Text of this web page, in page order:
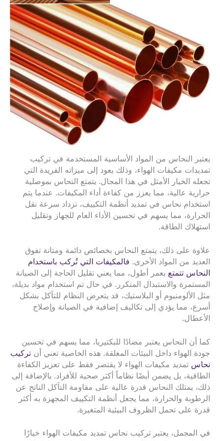
يعتبر النحاس من المواد الأساسية المستخدمة في تركيب
تمديدات مكيفات الهواء، وذلك يعود إلى ميزاته الفريدة التي
تجعله الخيار الأمثل في هذا المجال. يتمتع النحاس بموصلية
حرارية عالية، مما يعزز من كفاءة أداء المكيفات. عندما يتم
استخدام نحاس في تمديد أنظمة التكييف، تزداد سرعة نقل
الحرارة، مما يسهم في تحسين الأداء العام للجهاز وتقليل
استهلاك الطاقة.
علاوة على ذلك، يتمتع النحاس بخصائص دائمة ومتانة تفوق
العديد من المواد الأخرى. فالمكيفات التي تُركب باستخدام
النحاس تتمتع بعمر أطول، مما يعني تقليل الحاجة إلى الصيانة
المستمرة والاستبدال المتكرر. في حال تم استخدام مواد بديلة،
مثل الألومنيوم أو البلاستيك، قد يتعرض النظام للتآكل بشكل
أسرع، مما يؤدي إلى تكاليف إضافية في الصيانة وإصلاح
الأعطال.
كما أن النحاس يعتبر مضادًا للبكتيريا، مما يسهم في تحسين
جودة الهواء داخل البيئات المغلقة. هذه الخاصية تعني أن تركيب
نحاس تمديد مكيفات الهواء لا يقتصر فقط على تعزيز الكفاءة
الطاقية، بل يضمن أيضًا نظاماً أكثر صحية للأفراد. بالإضافة إلى
ذلك، يمتلك النحاس قدرة عالية على مقاومة التآكل الناتج عن
الرطوبة والحرارة، مما يجعل أنظمة التكييف المجهزة به أكثر
قدرة على تحمل الظروف البيئية المتغيرة.
في المجمل، يعتبر تركيب نحاس تمديد مكيفات الهواء خيارًا